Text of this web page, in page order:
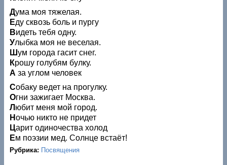
Дума моя тяжелая.
Еду сквозь боль и пургу
Видеть тебя одну.
Улыбка моя не веселая.
Шум города гасит снег.
Крошу голубям булку.
А за углом человек
Собаку ведет на прогулку.
Огни зажигает Москва.
Л юбит меня мой город.
Ночью никто не придет
Царит одиночества холод
Ем поэзии мед. Солнце встаёт!
Рубрика: Посвящения